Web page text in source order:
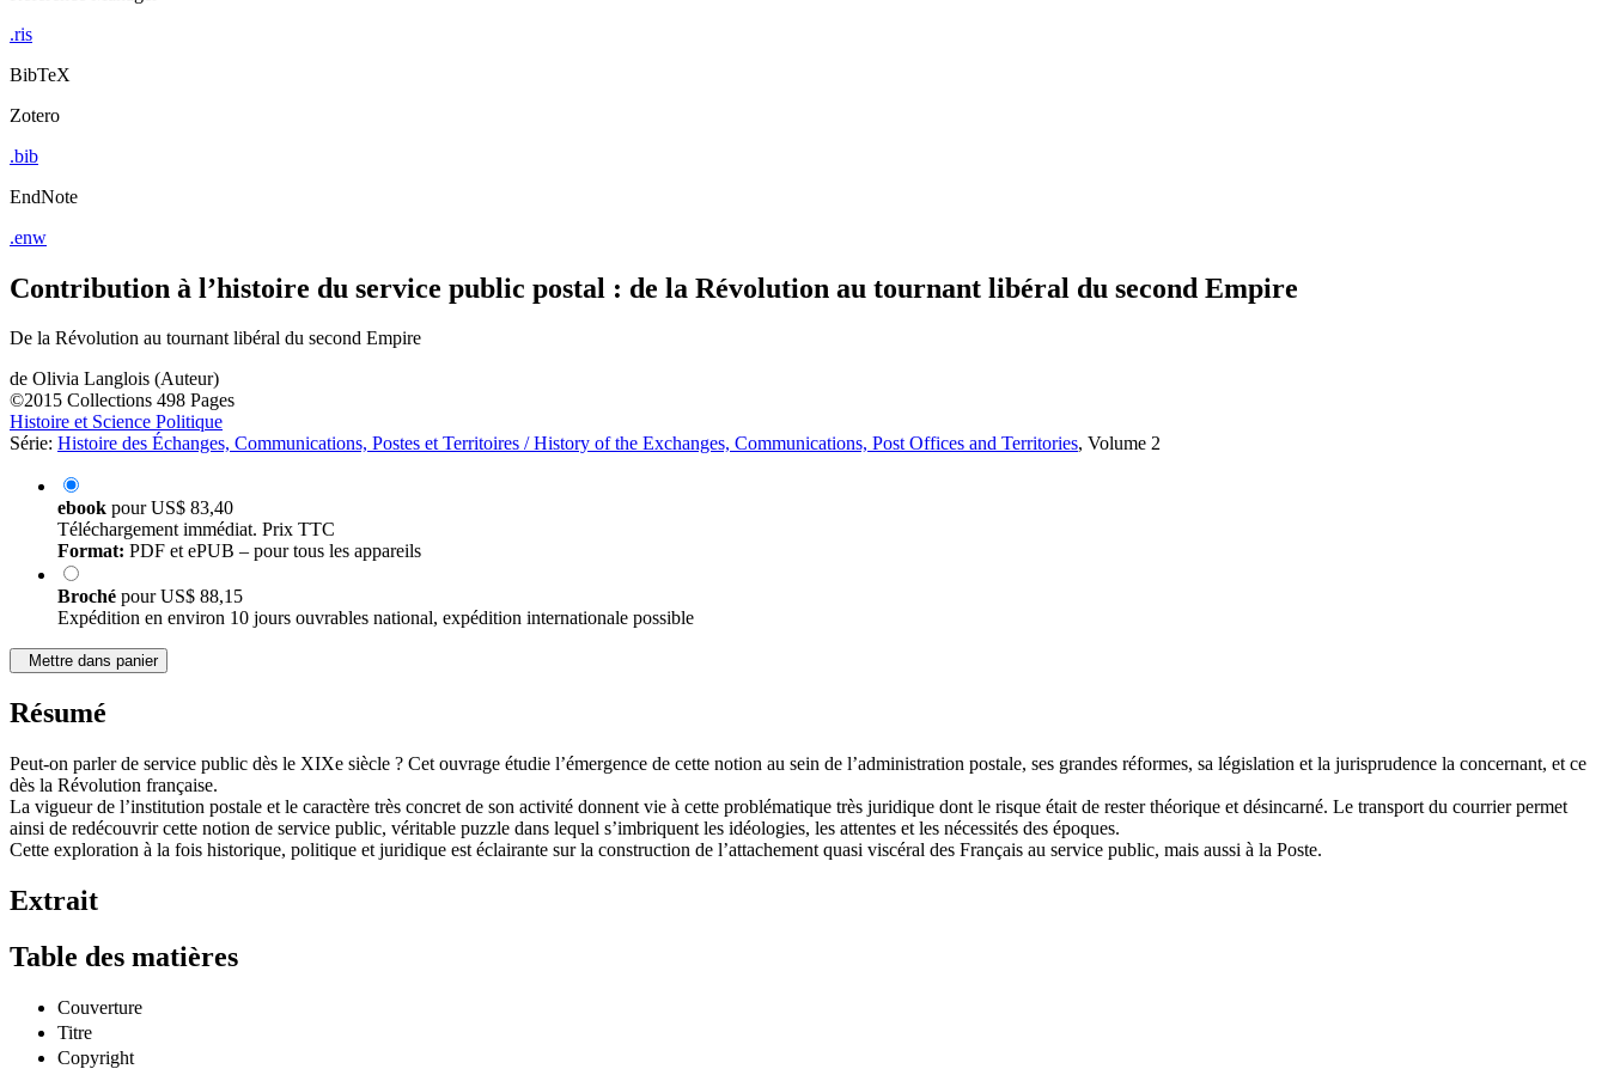
.ris
BibTeX
Zotero
.bib
EndNote
.enw
Contribution à l’histoire du service public postal : de la Révolution au tournant libéral du second Empire
De la Révolution au tournant libéral du second Empire
de Olivia Langlois (Auteur)
©2015 Collections 498 Pages
Histoire et Science Politique
Série: Histoire des Échanges, Communications, Postes et Territoires / History of the Exchanges, Communications, Post Offices and Territories, Volume 2
ebook pourUS$ 83,40
Téléchargement immédiat. Prix TTC
Format: PDF et ePUB – pour tous les appareils
Broché pourUS$ 88,15
Expédition en environ 10 jours ouvrables national, expédition internationale possible
Mettre dans panier
Résumé
Peut-on parler de service public dès le XIXe siècle ? Cet ouvrage étudie l’émergence de cette notion au sein de l’administration postale, ses grandes réformes, sa législation et la jurisprudence la concernant, et ce
dès la Révolution française.
La vigueur de l’institution postale et le caractère très concret de son activité donnent vie à cette problématique très juridique dont le risque était de rester théorique et désincarné. Le transport du courrier permet
ainsi de redécouvrir cette notion de service public, véritable puzzle dans lequel s’imbriquent les idéologies, les attentes et les nécessités des époques.
Cette exploration à la fois historique, politique et juridique est éclairante sur la construction de l’attachement quasi viscéral des Français au service public, mais aussi à la Poste.
Extrait
Table des matières
Couverture
Titre
Copyright